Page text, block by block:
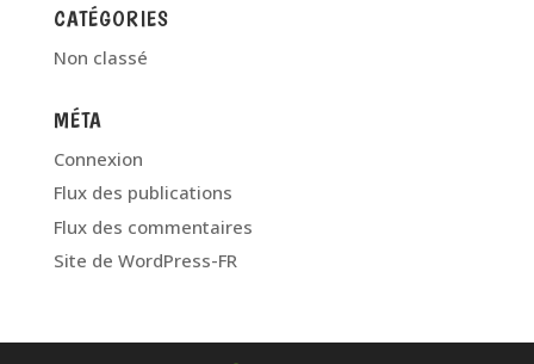
CATÉGORIES
Non classé
MÉTA
Connexion
Flux des publications
Flux des commentaires
Site de WordPress-FR